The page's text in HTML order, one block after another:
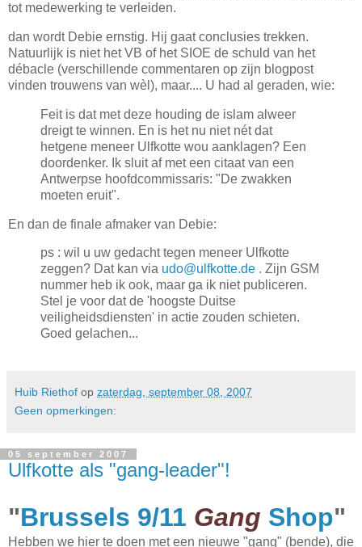
tot medewerking te verleiden.
dan wordt Debie ernstig. Hij gaat conclusies trekken.
Natuurlijk is niet het VB of het SIOE de schuld van het
débacle (verschillende commentaren op zijn blogpost
vinden trouwens van wèl), maar.... U had al geraden, wie:
Feit is dat met deze houding de islam alweer
dreigt te winnen. En is het nu niet nét dat
hetgene meneer Ulfkotte wou aanklagen? Een
doordenker. Ik sluit af met een citaat van een
Antwerpse hoofdcommissaris: "De zwakken
moeten eruit".
En dan de finale afmaker van Debie:
ps : wil u uw gedacht tegen meneer Ulfkotte
zeggen? Dat kan via udo@ulfkotte.de . Zijn GSM
nummer heb ik ook, maar ga ik niet publiceren.
Stel je voor dat de 'hoogste Duitse
veiligheidsdiensten' in actie zouden schieten.
Goed gelachen...
Huib Riethof op zaterdag, september 08, 2007
Geen opmerkingen:
05 september 2007
Ulfkotte als "gang-leader"!
"Brussels 9/11 Gang Shop"
Hebben we hier te doen met een nieuwe "gang" (bende), die